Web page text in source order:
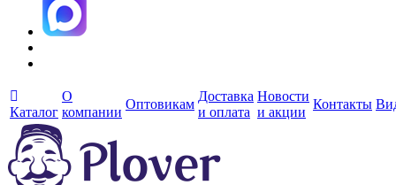
Каталог
О
компании
Оптовикам
Доставка
и оплата
Новости
и акции
Контакты